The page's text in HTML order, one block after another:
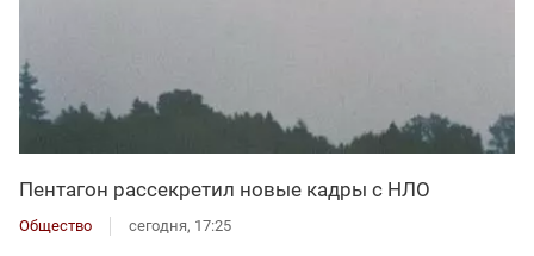
Пентагон рассекретил новые кадры с НЛО
Общество сегодня, 17:25